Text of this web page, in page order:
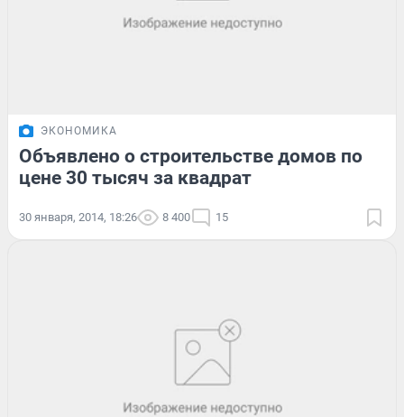
ЭКОНОМИКА
Объявлено о строительстве домов по
цене 30 тысяч за квадрат
30 января, 2014, 18:26 8 400 15